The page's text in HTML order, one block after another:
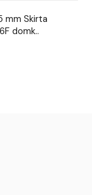
mm Skirta
domk..